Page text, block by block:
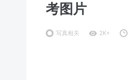
考图片
写真相关 2K+